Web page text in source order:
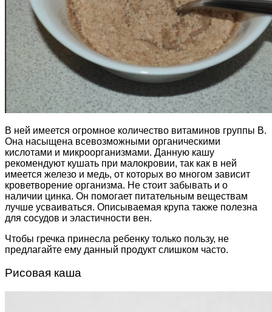
В ней имеется огромное количество витаминов группы В.
Она насыщена всевозможными органическими
кислотами и микроорганизмами. Данную кашу
рекомендуют кушать при малокровии, так как в ней
имеется железо и медь, от которых во многом зависит
кроветворение организма. Не стоит забывать и о
наличии цинка. Он помогает питательным веществам
лучше усваиваться. Описываемая крупа также полезна
для сосудов и эластичности вен.
Чтобы гречка принесла ребенку только пользу, не
предлагайте ему данный продукт слишком часто.
Рисовая каша